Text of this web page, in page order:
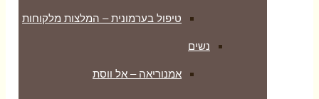
טיפול בערמונית – המלצות מלקוחות
נשים
אמנוריאה – אל ווסת